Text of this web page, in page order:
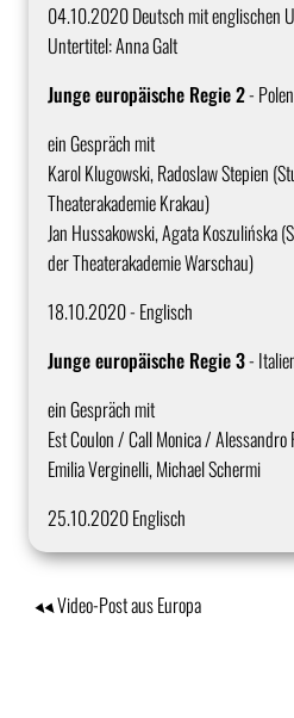
​04.10.2020 Deutsch mit englischen
Untertitel: Anna Galt
Junge europäische Regie 2- Polen
​ein Gespräch mit
Karol Klugowski, Radoslaw Stepien
Theaterakademie Krakau)
Jan Hussakowski, Agata Koszulińska
der Theaterakademie Warschau)
18.10.2020 - Englisch
Junge europäische Regie 3-
ein Gespräch mit
Est Coulon / Call Monica /
Emilia Verginelli, Michael Schermi
25.10.2020 Englisch
Video-Post aus Europa